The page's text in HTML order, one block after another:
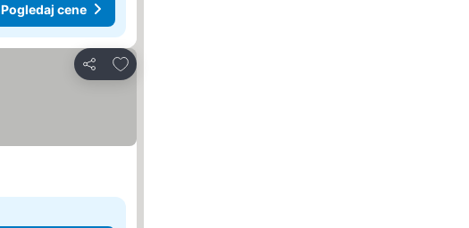
Pogledaj cene
Deli
Dodati u favorite